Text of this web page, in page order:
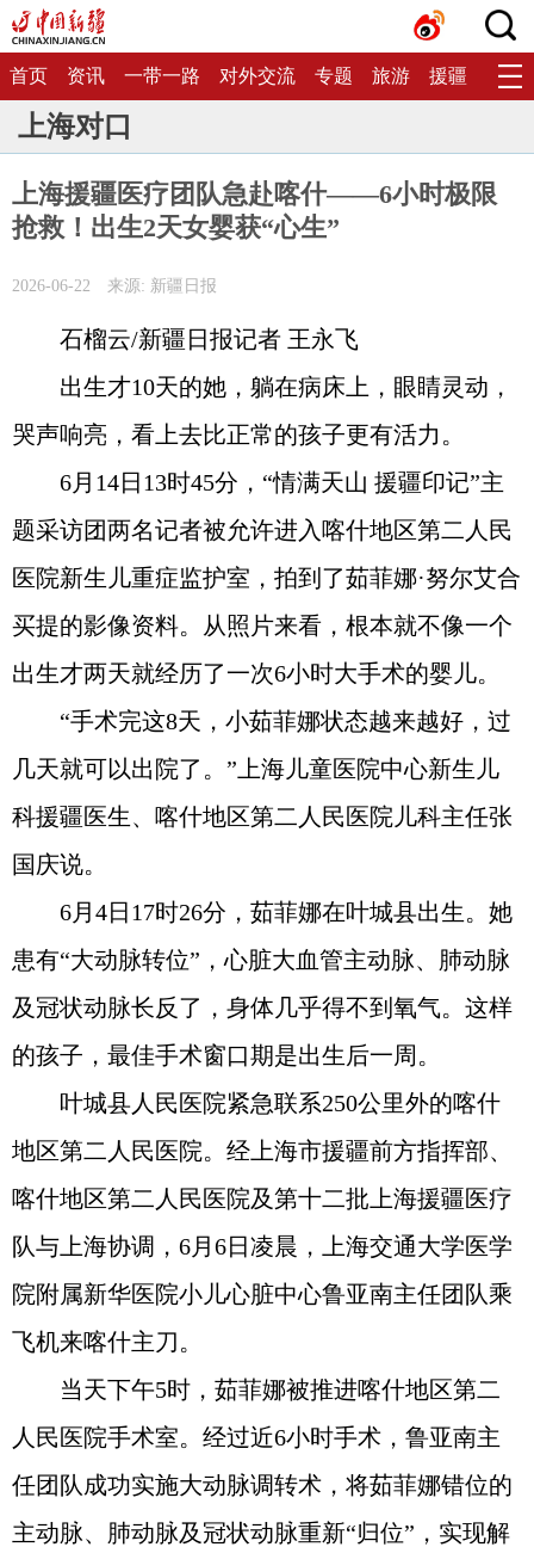
首页 资讯 一带一路 对外交流 专题 旅游 援疆 生态
上海对口
上海援疆医疗团队急赴喀什——6小时极限
抢救！出生2天女婴获“心生”
2026-06-22 来源: 新疆日报
石榴云/新疆日报记者 王永飞
出生才10天的她，躺在病床上，眼睛灵动，
哭声响亮，看上去比正常的孩子更有活力。
6月14日13时45分，“情满天山 援疆印记”主
题采访团两名记者被允许进入喀什地区第二人民
医院新生儿重症监护室，拍到了茹菲娜·努尔艾合
买提的影像资料。从照片来看，根本就不像一个
出生才两天就经历了一次6小时大手术的婴儿。
“手术完这8天，小茹菲娜状态越来越好，过
几天就可以出院了。”上海儿童医院中心新生儿
科援疆医生、喀什地区第二人民医院儿科主任张
国庆说。
6月4日17时26分，茹菲娜在叶城县出生。她
患有“大动脉转位”，心脏大血管主动脉、肺动脉
及冠状动脉长反了，身体几乎得不到氧气。这样
的孩子，最佳手术窗口期是出生后一周。
叶城县人民医院紧急联系250公里外的喀什
地区第二人民医院。经上海市援疆前方指挥部、
喀什地区第二人民医院及第十二批上海援疆医疗
队与上海协调，6月6日凌晨，上海交通大学医学
院附属新华医院小儿心脏中心鲁亚南主任团队乘
飞机来喀什主刀。
当天下午5时，茹菲娜被推进喀什地区第二
人民医院手术室。经过近6小时手术，鲁亚南主
任团队成功实施大动脉调转术，将茹菲娜错位的
主动脉、肺动脉及冠状动脉重新“归位”，实现解